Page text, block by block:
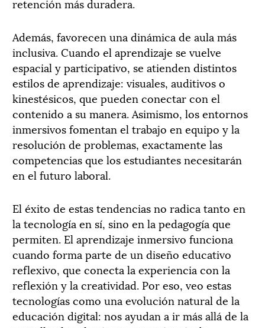
Además, favorecen una dinámica de aula más
inclusiva. Cuando el aprendizaje se vuelve
espacial y participativo, se atienden distintos
estilos de aprendizaje: visuales, auditivos o
kinestésicos, que pueden conectar con el
contenido a su manera. Asimismo, los entornos
inmersivos fomentan el trabajo en equipo y la
resolución de problemas, exactamente las
competencias que los estudiantes necesitarán
en el futuro laboral.
El éxito de estas tendencias no radica tanto en
la tecnología en sí, sino en la pedagogía que
permiten. El aprendizaje inmersivo funciona
cuando forma parte de un diseño educativo
reflexivo, que conecta la experiencia con la
reflexión y la creatividad. Por eso, veo estas
tecnologías como una evolución natural de la
educación digital: nos ayudan a ir más allá de la